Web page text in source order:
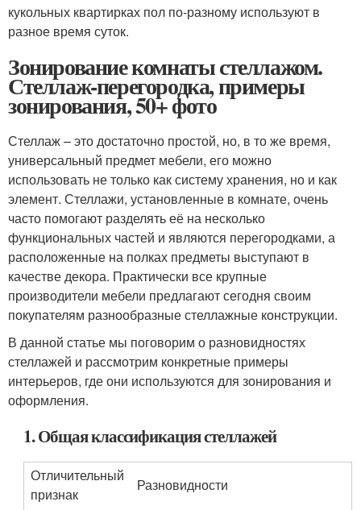
кукольных квартирках пол по-разному используют в
разное время суток.
Зонирование комнаты стеллажом.
Стеллаж-перегородка, примеры
зонирования, 50+ фото
Стеллаж – это достаточно простой, но, в то же время,
универсальный предмет мебели, его можно
использовать не только как систему хранения, но и как
элемент. Стеллажи, установленные в комнате, очень
часто помогают разделять её на несколько
функциональных частей и являются перегородками, а
расположенные на полках предметы выступают в
качестве декора. Практически все крупные
производители мебели предлагают сегодня своим
покупателям разнообразные стеллажные конструкции.
В данной статье мы поговорим о разновидностях
стеллажей и рассмотрим конкретные примеры
интерьеров, где они используются для зонирования и
оформления.
1. Общая классификация стеллажей
Отличительный
признак
Разновидности